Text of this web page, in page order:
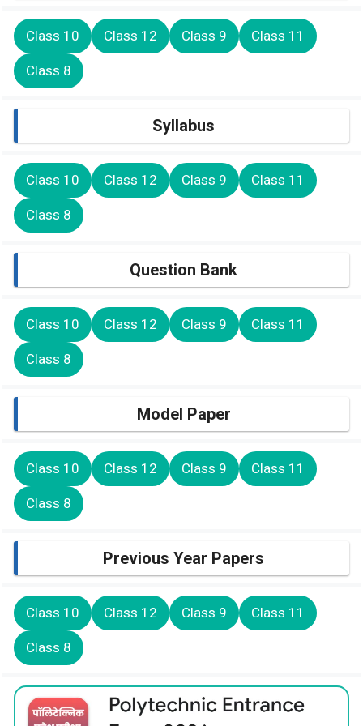
Class 10 Class 12 Class 9 Class 11
Class 8
Syllabus
Class 10 Class 12 Class 9 Class 11
Class 8
Question Bank
Class 10 Class 12 Class 9 Class 11
Class 8
Model Paper
Class 10 Class 12 Class 9 Class 11
Class 8
Previous Year Papers
Class 10 Class 12 Class 9 Class 11
Class 8